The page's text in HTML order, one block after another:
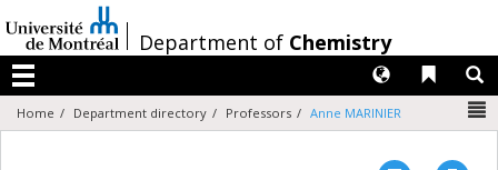
au
contenu
/Department of Chemistry
Menu
Liens
Langues
Home Department directory Professors Anne MARINIER